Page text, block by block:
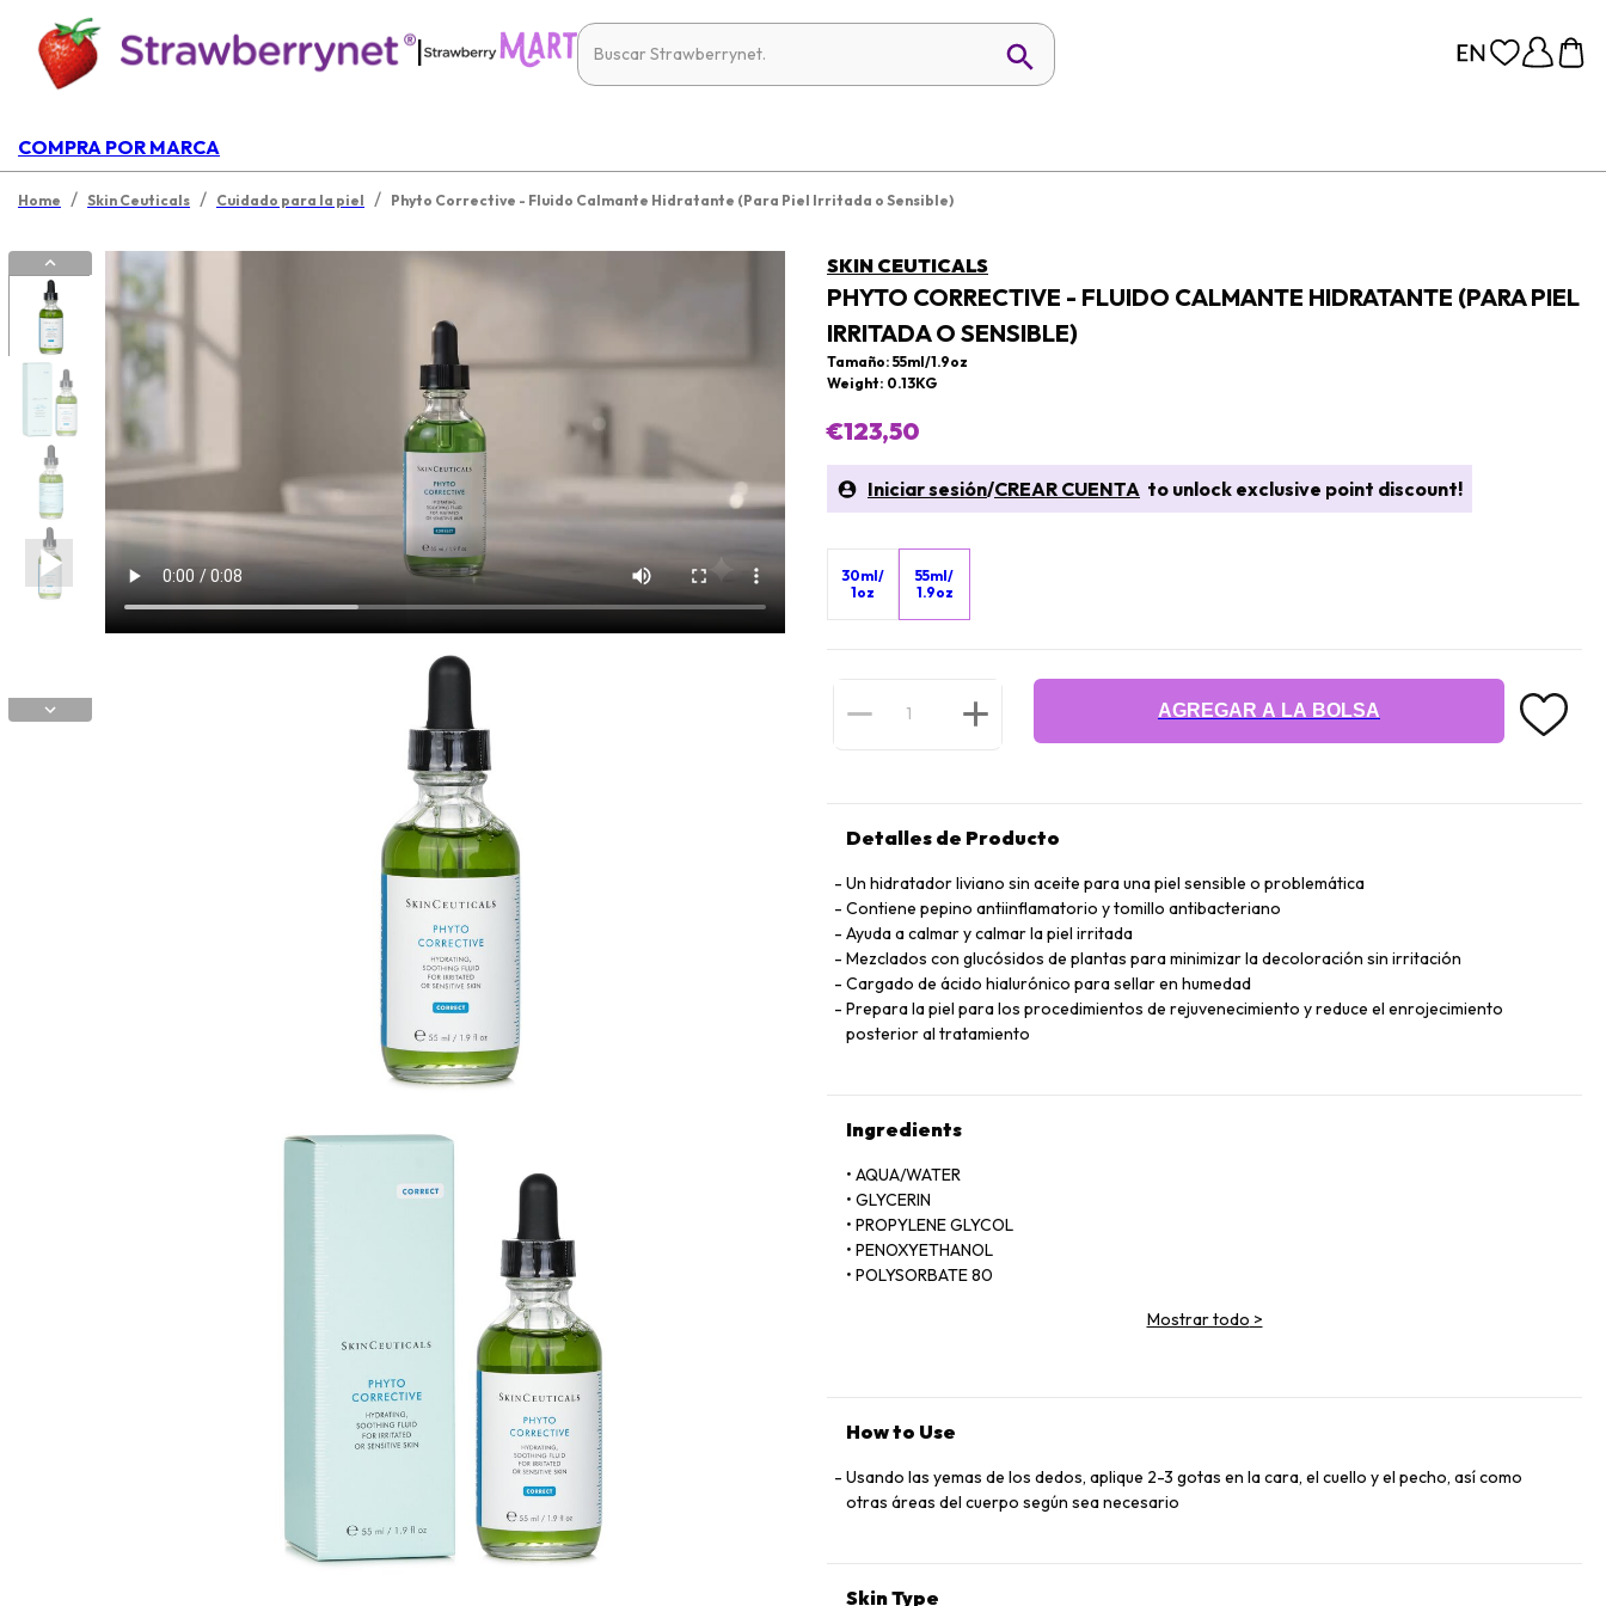
|
COMPRA POR MARCA
Home / Skin Ceuticals / Cuidado para la piel / Phyto Corrective - Fluido Calmante Hidratante (Para Piel Irritada o Sensible)
SKIN CEUTICALS
PHYTO CORRECTIVE - FLUIDO CALMANTE HIDRATANTE (PARA PIEL
IRRITADA O SENSIBLE)
Tamaño: 55ml/1.9oz
Weight: 0.13KG
€123,50
Iniciar sesión/CREAR CUENTA to unlock exclusive point discount!
30ml/
1oz
55ml/
1.9oz
AGREGAR A LA BOLSA
Detalles de Producto
Un hidratador liviano sin aceite para una piel sensible o problemática
Contiene pepino antiinflamatorio y tomillo antibacteriano
Ayuda a calmar y calmar la piel irritada
Mezclados con glucósidos de plantas para minimizar la decoloración sin irritación
Cargado de ácido hialurónico para sellar en humedad
Prepara la piel para los procedimientos de rejuvenecimiento y reduce el enrojecimiento
posterior al tratamiento
Ingredients
• AQUA/WATER
• GLYCERIN
• PROPYLENE GLYCOL
• PENOXYETHANOL
• POLYSORBATE 80
• BENZOPHENONE-4
• PARFUM/FRAGRANCE
• CITRUS GRANDIS EXTRACT/GRAPEFRUIT FRUIT EXTRACT
• BENZYL BENZOATE
Mostrar todo >
How to Use
Usando las yemas de los dedos, aplique 2-3 gotas en la cara, el cuello y el pecho, así como
otras áreas del cuerpo según sea necesario
Skin Type